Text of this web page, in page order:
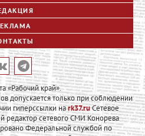
«Рабочий край».
допускается только при соблюдении
гиперссылки наrk37.ruСетевое
редактор сетевого СМИ Конорева
Федеральной службой по